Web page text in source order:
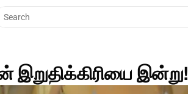
Search
இறுதிக்கிரியை இன்று!